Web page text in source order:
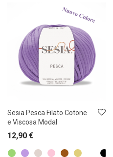
Sesia Pesca Filato Cotone
e Viscosa Modal
12,90 €